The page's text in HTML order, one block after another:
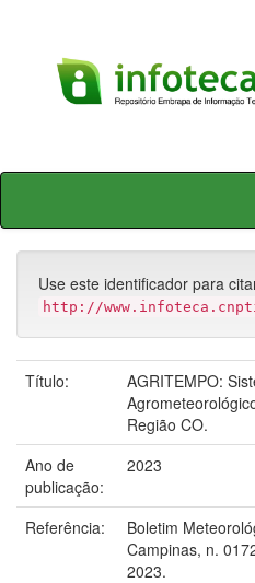
Skip
Use este identificador para
http://
Título:
AGRITEMPO:
Região CO.
Ano de
publicação:
2023
Referência:
Boletim
Campinas, n.
2023.